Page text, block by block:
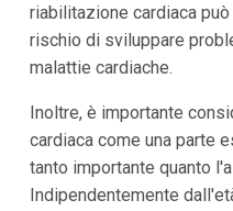
riabilitazione cardiaca
rischio di sviluppare
malattie cardiache.
Inoltre, è importante
cardiaca come una parte
tanto importante quanto
Indipendentemente